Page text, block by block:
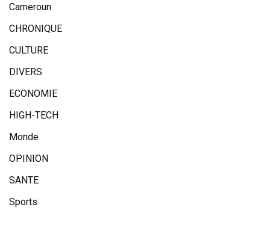
Cameroun
CHRONIQUE
CULTURE
DIVERS
ECONOMIE
HIGH-TECH
Monde
OPINION
SANTE
Sports